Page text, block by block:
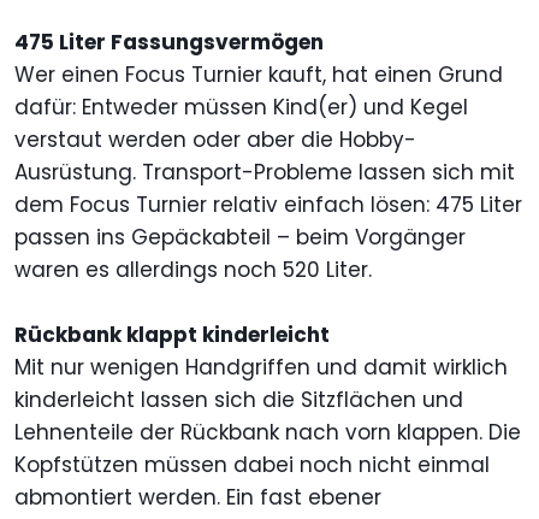
475 Liter Fassungsvermögen
Wer einen Focus Turnier kauft, hat einen Grund
dafür: Entweder müssen Kind(er) und Kegel
verstaut werden oder aber die Hobby-
Ausrüstung. Transport-Probleme lassen sich mit
dem Focus Turnier relativ einfach lösen: 475 Liter
passen ins Gepäckabteil – beim Vorgänger
waren es allerdings noch 520 Liter.
Rückbank klappt kinderleicht
Mit nur wenigen Handgriffen und damit wirklich
kinderleicht lassen sich die Sitzflächen und
Lehnenteile der Rückbank nach vorn klappen. Die
Kopfstützen müssen dabei noch nicht einmal
abmontiert werden. Ein fast ebener